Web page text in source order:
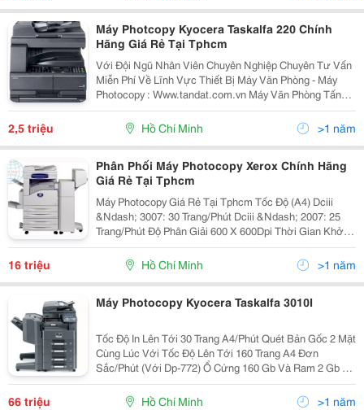
Máy Photcopy Kyocera Taskalfa 220 Chính
Hãng Giá Rẻ Tại Tphcm
Với Đội Ngũ Nhân Viên Chuyên Nghiệp Chuyên Tư Vấn
Miễn Phí Về Lĩnh Vực Thiết Bị Máy Văn Phòng - Máy
Photocopy : Www.tandat.com.vn Máy Văn Phòng Tấn
Đạt Là Nơi Cung Cấp Uy Tín &Amp; Chuyên Nghiệp
Nhất Về Dòng Sản Phẩm Máy In, Máy Photocopy, Vật
2,5 triệu Hồ Chí Minh >1 năm
Phân Phối Máy Photocopy Xerox Chính Hãng
Giá Rẻ Tại Tphcm
Máy Photocopy Giá Rẻ Tại Tphcm Tốc Độ (A4) Dciii
&Ndash; 3007: 30 Trang/Phút Dciii &Ndash; 2007: 25
Trang/Phút Độ Phân Giải 600 X 600Dpi Thời Gian Khởi
Động 18 Giây ( Không Có Ổ
16 triệu Hồ Chí Minh >1 năm
Máy Photocopy Kyocera Taskalfa 3010I
Tốc Độ In Lên Tới 30 Trang A4/Phút Quét Bản Gốc 2 Mặt
Cùng Lúc Với Tốc Độ Lên Tới 160 Trang A4 Đơn
Sắc/Phút (Với Dp-772) Ổ Cứng 160 Gb Và Ram 2 Gb Có
Sẵn Trong Cấu Hình Tiêu Chuẩn Hệ Thống Khay Giấy Đa
Dạng Kết Hợp Với Nhiều Bộ Nạp Bản Gốc K
66 triệu Hồ Chí Minh >1 năm